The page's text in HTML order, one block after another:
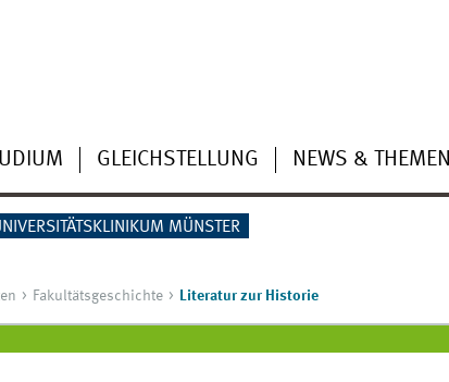
GLEICHSTELLUNG NEWS & THEMEN
MÜNSTER
Fakultätsgeschichte Literatur zur Historie